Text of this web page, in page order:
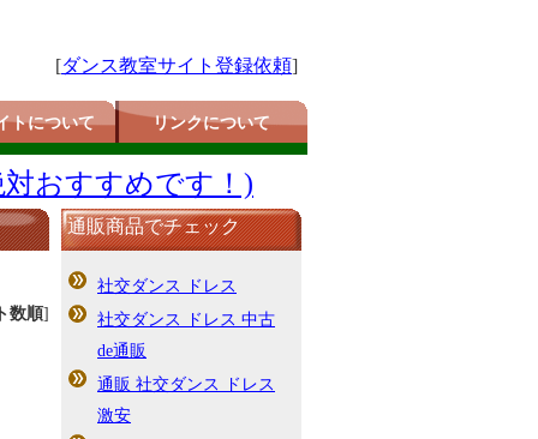
[ダンス教室サイト登録依頼]
トについて リンクについて
おすすめです！)
数順]
通販商品でチェック
社交ダンス ドレス
社交ダンス ドレス 中古
de通販
通販 社交ダンス ドレス
激安